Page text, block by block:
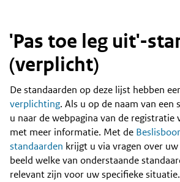
'Pas toe leg uit'-
(verplicht)
Content
De standaarden op deze lijst hebben
verplichting. Als u op de naam van
u naar de webpagina van de registratie
met meer informatie. Met de
standaarden krijgt u via vragen over
beeld welke van onderstaande
relevant zijn voor uw specifieke situatie.